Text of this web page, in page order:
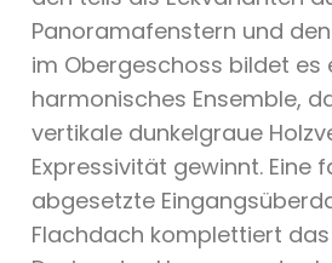
Panoramafenstern und
im Obergeschoss bildet es
harmonisches Ensemble,
vertikale dunkelgraue
Expressivität gewinnt. Eine
abgesetzte
Flachdach komplettiert